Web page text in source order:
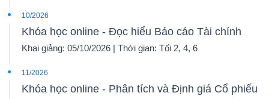
10/2026
Khóa học online - Đọc hiểu Báo cáo Tài chính
Khai giảng: 05/10/2026 | Thời gian: Tối 2, 4, 6
11/2026
Khóa học online - Phân tích và Định giá Cổ phiếu